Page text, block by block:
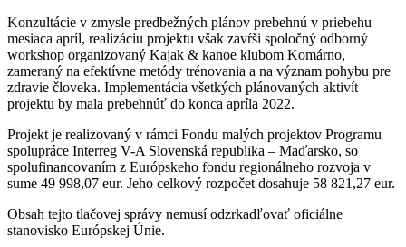
Konzultácie v zmysle predbežných plánov prebehnú v priebehu
mesiaca apríl, realizáciu projektu však zavŕši spoločný odborný
workshop organizovaný Kajak & kanoe klubom Komárno,
zameraný na efektívne metódy trénovania a na význam pohybu pre
zdravie človeka. Implementácia všetkých plánovaných aktivít
projektu by mala prebehnúť do konca apríla 2022.
Projekt je realizovaný v rámci Fondu malých projektov Programu
spolupráce Interreg V-A Slovenská republika – Maďarsko, so
spolufinancovaním z Európskeho fondu regionálneho rozvoja v
sume 49 998,07 eur. Jeho celkový rozpočet dosahuje 58 821,27 eur.
Obsah tejto tlačovej správy nemusí odzrkadľovať oficiálne
stanovisko Európskej Únie.